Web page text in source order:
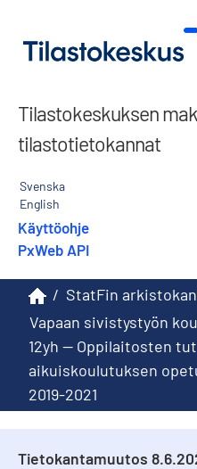
Tilastokeskuksen
tilastotietokannat
Svenska
English
Käyttöohje
PxWeb API
/ StatFin
Vapaan sivistystyön
12yh -- Oppilaitosten
aikuiskoulutuksen
2019-2021
Tietokantamuutos